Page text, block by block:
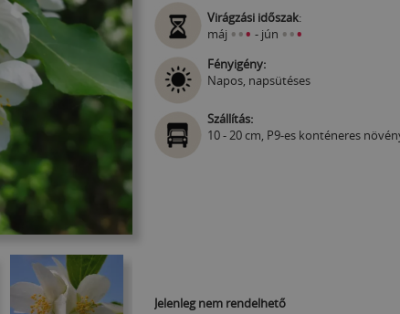
Virágzási időszak:
máj ••• - jún •••
Fényigény:
Napos, napsütéses
Szállítás:
10 - 20 cm, P9-es konténeres
Jelenleg nem rendelhető